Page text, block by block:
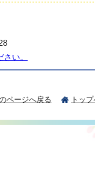
い。
ページへ戻る トッ